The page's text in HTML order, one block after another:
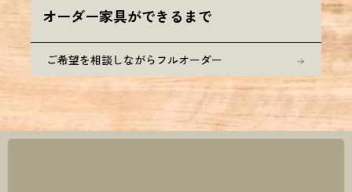
オーダー家具ができるまで
ご希望を相談しながらフルオーダー